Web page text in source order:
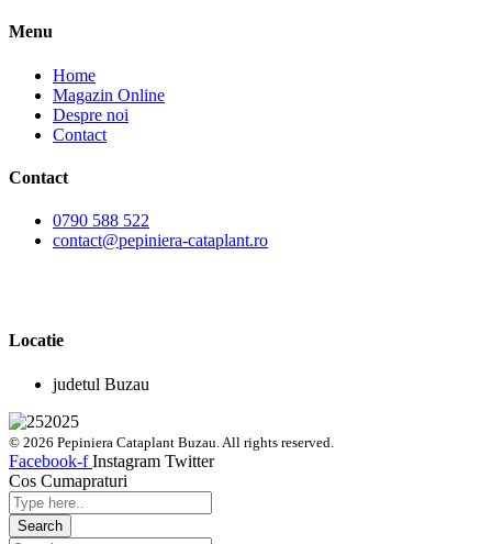
Menu
Home
Magazin Online
Despre noi
Contact
Contact
0790 588 522
contact@pepiniera-cataplant.ro
Locatie
judetul Buzau
© 2026 Pepiniera Cataplant Buzau. All rights reserved.
Facebook-f Instagram Twitter
Cos Cumapraturi